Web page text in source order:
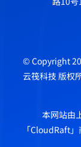
© Copyright
云筏科技 版权
本网站由
「CloudRaft